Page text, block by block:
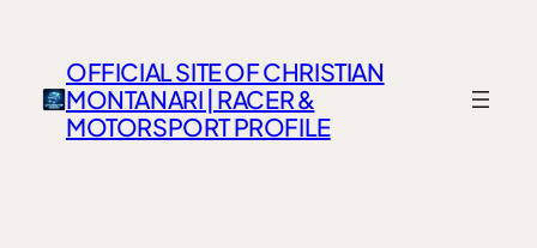
OFFICIAL SITE OF CHRISTIAN
MONTANARI | RACER &
MOTORSPORT PROFILE